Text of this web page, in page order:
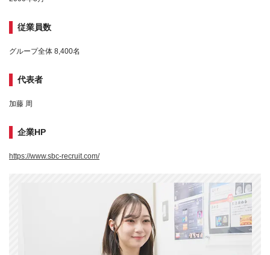
従業員数
グループ全体 8,400名
代表者
加藤 周
企業HP
https://www.sbc-recruit.com/